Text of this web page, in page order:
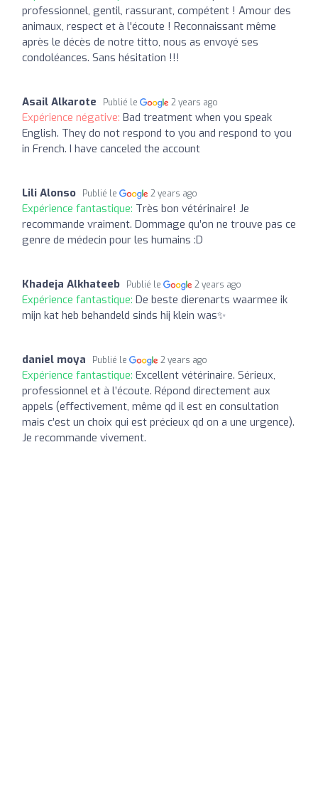
professionnel, gentil, rassurant, compétent ! Amour des
animaux, respect et à l'écoute ! Reconnaissant même
après le décès de notre titto, nous as envoyé ses
condoléances. Sans hésitation !!!
Asail Alkarote Publié le 2 years ago
Expérience négative: Bad treatment when you speak
English. They do not respond to you and respond to you
in French. I have canceled the account
Lili Alonso Publié le 2 years ago
Expérience fantastique: Très bon vétérinaire! Je
recommande vraiment. Dommage qu’on ne trouve pas ce
genre de médecin pour les humains :D
Khadeja Alkhateeb Publié le 2 years ago
Expérience fantastique: De beste dierenarts waarmee ik
mijn kat heb behandeld sinds hij klein was✨
daniel moya Publié le 2 years ago
Expérience fantastique: Excellent vétérinaire. Sérieux,
professionnel et à l’écoute. Répond directement aux
appels (effectivement, même qd il est en consultation
mais c’est un choix qui est précieux qd on a une urgence).
Je recommande vivement.